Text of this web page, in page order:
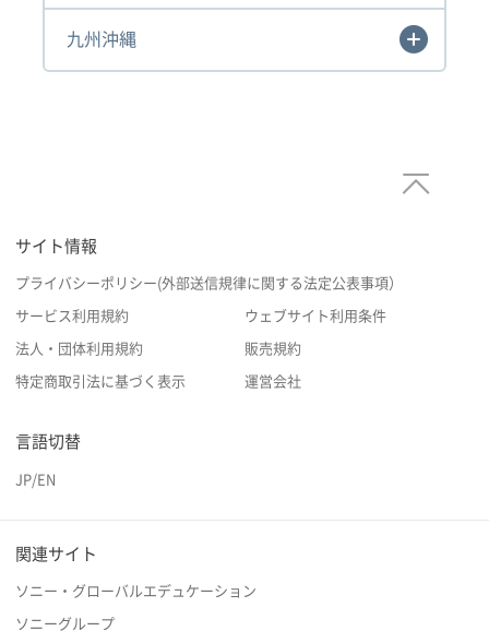
九州沖縄
サイト情報
プライバシーポリシー(外部送信規律に関する法定公表事項）
サービス利用規約 ウェブサイト利用条件
法人・団体利用規約 販売規約
特定商取引法に基づく表示 運営会社
言語切替
JP/EN
関連サイト
ソニー・グローバルエデュケーション
ソニーグループ